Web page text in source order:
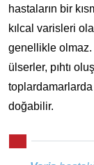
hastaların bir
kılcal varisleri
genellikle
ülserler, pıhtı
doğabilir.